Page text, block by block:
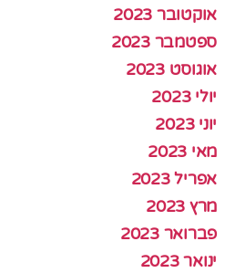
אוקטובר 2023
ספטמבר 2023
אוגוסט 2023
יולי 2023
יוני 2023
מאי 2023
אפריל 2023
מרץ 2023
פברואר 2023
ינואר 2023